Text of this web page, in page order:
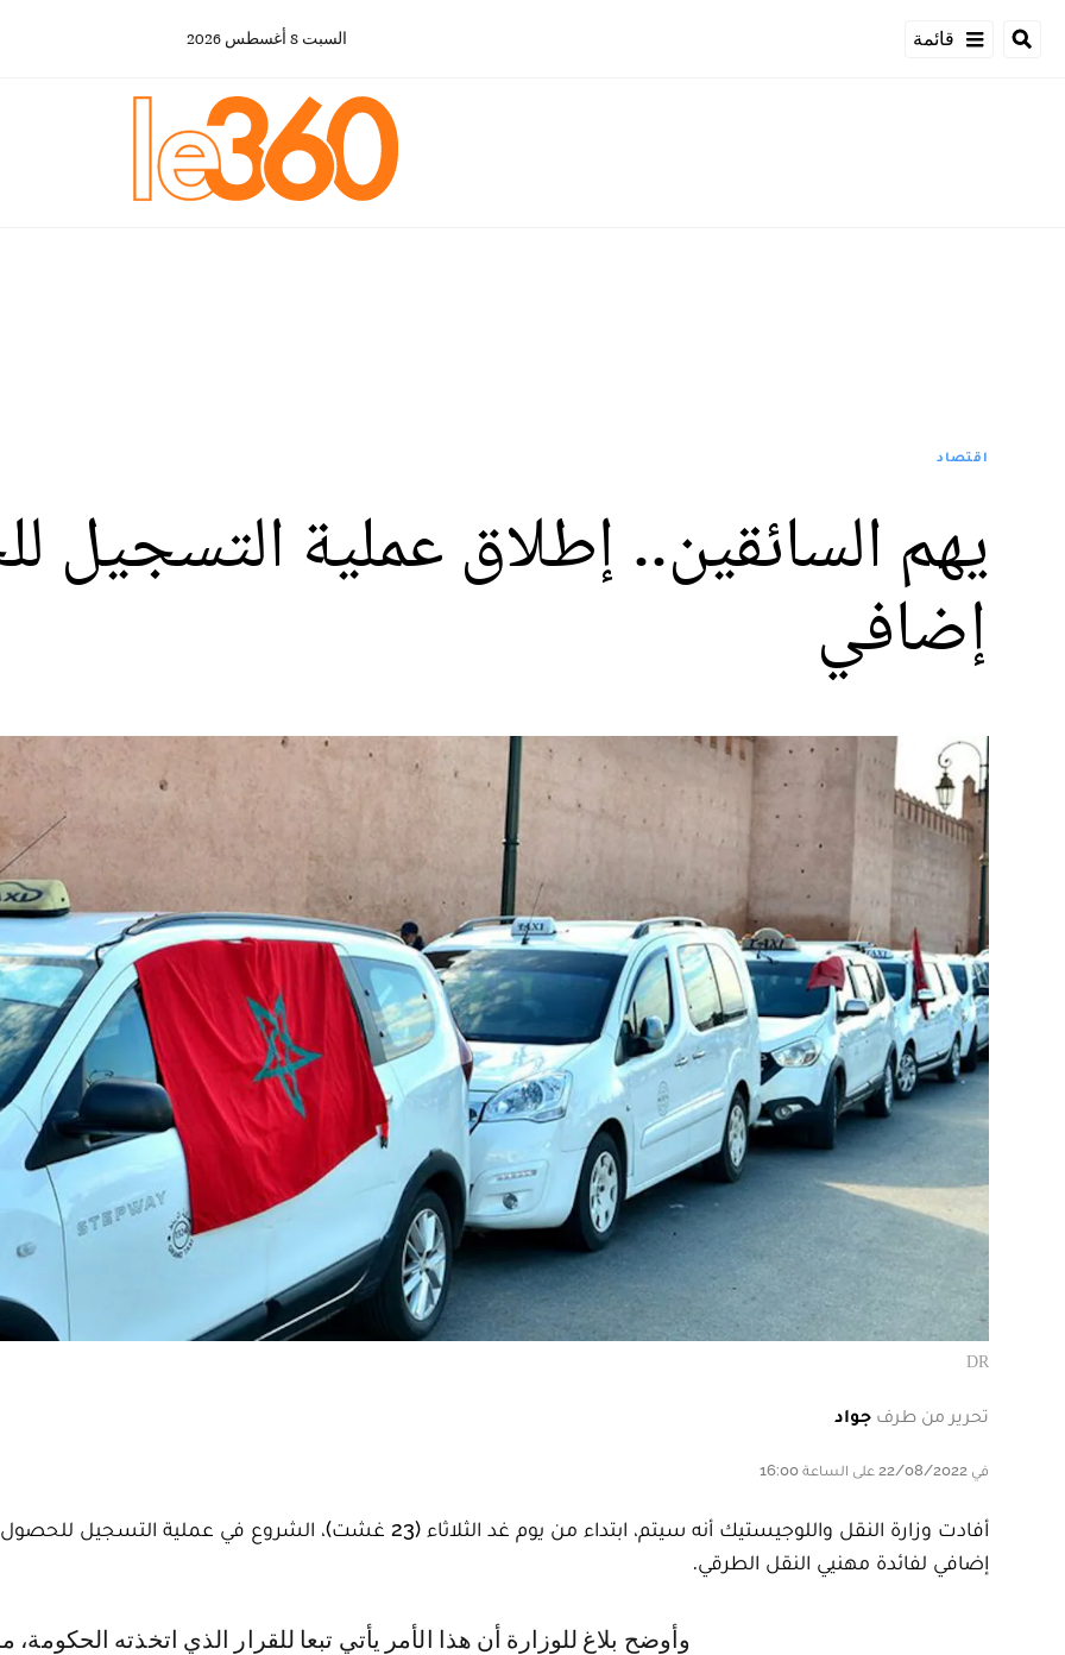
قائمة السبت 8 أغسطس 2026
اقتصاد
يهم السائقين.. إطلاق عملية
إضافي
DR
تحرير من طرف جواد
في 22/08/2022 على الساعة 16:00
أفادت وزارة النقل واللوجيستيك أنه سيتم، ابتداء من يوم غد الثلاثاء (23 غشت)، الشروع في عملية
إضافي لفائدة مهنيي النقل الطرقي.
وأوضح بلاغ للوزارة أن هذا الأمر يأتي تبعا للقرار الذي اتخذته الحكومة، مشيرا